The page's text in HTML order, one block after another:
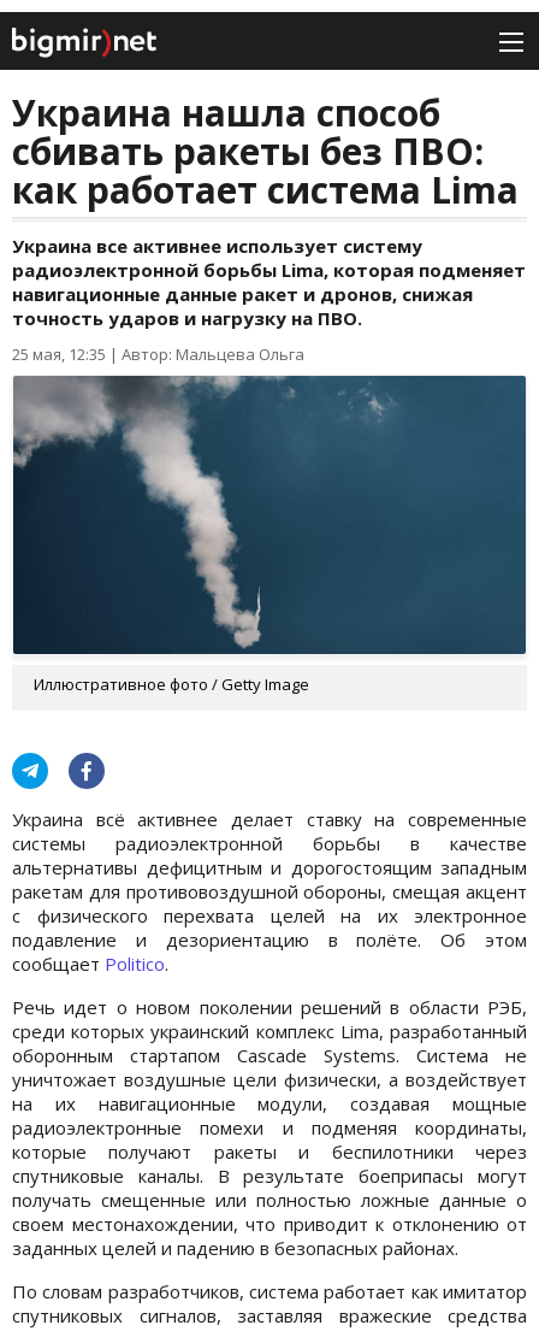
Украина нашла способ
сбивать ракеты без ПВО:
как работает система Lima
Украина все активнее использует систему
радиоэлектронной борьбы Lima, которая подменяет
навигационные данные ракет и дронов, снижая
точность ударов и нагрузку на ПВО.
25 мая, 12:35 | Автор: Мальцева Ольга
Иллюстративное фото / Getty Image
Украина всё активнее делает ставку на современные
системы радиоэлектронной борьбы в качестве
альтернативы дефицитным и дорогостоящим западным
ракетам для противовоздушной обороны, смещая акцент
с физического перехвата целей на их электронное
подавление и дезориентацию в полёте. Об этом
сообщает Politico.
Речь идет о новом поколении решений в области РЭБ,
среди которых украинский комплекс Lima, разработанный
оборонным стартапом Cascade Systems. Система не
уничтожает воздушные цели физически, а воздействует
на их навигационные модули, создавая мощные
радиоэлектронные помехи и подменяя координаты,
которые получают ракеты и беспилотники через
спутниковые каналы. В результате боеприпасы могут
получать смещенные или полностью ложные данные о
своем местонахождении, что приводит к отклонению от
заданных целей и падению в безопасных районах.
По словам разработчиков, система работает как имитатор
спутниковых сигналов, заставляя вражеские средства